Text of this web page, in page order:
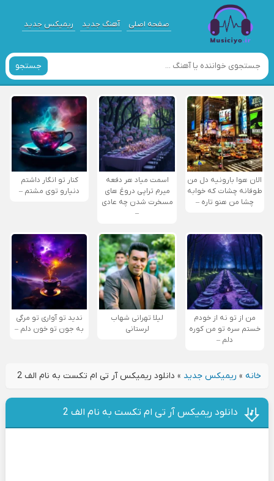
صفحه اصلی آهنگ جدید ریمیکس جدید
جستجو
الان هوا بارونیه دل من
طوفانه چشات که خوابه
چشا من هنو تاره –
اسمت میاد هر دفعه
میرم تراپی دروغ‌ های
مسخرت شدن چه عادی
–
کنار تو انگار داشتم
دنیارو توی مشتم –
من از تو نه از خودم
خستم سره تو من کوره
دلم –
لیلا تهرانی شهاب
لرستانی
ندید تو آواری تو مرگی
به جون تو خون دلم –
خانه» ریمیکس جدید » دانلود ریمیکس آر تی ام تکست به نام الف 2
دانلود ریمیکس آر تی ام تکست به نام الف 2